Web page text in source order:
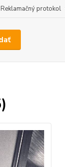
Reklamačný protokol